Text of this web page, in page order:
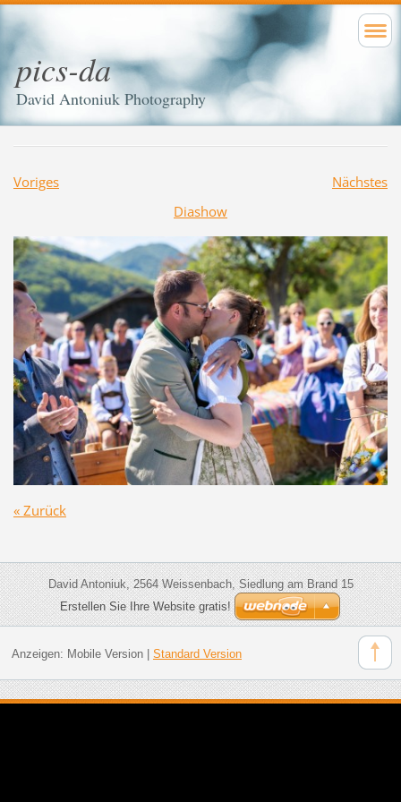
pics-da
David Antoniuk Photography
Voriges
Nächstes
Diashow
« Zurück
David Antoniuk, 2564 Weissenbach, Siedlung am Brand 15
Erstellen Sie Ihre Website gratis!
Anzeigen: Mobile Version| Standard Version